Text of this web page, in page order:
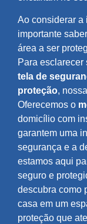
Ao considerar a
importante
área a ser
Para
tela de
proteção,
Oferecemos o
domicílio com
garantem uma
segurança e a
estamos aqui
seguro e
descubra como
casa em um
proteção que